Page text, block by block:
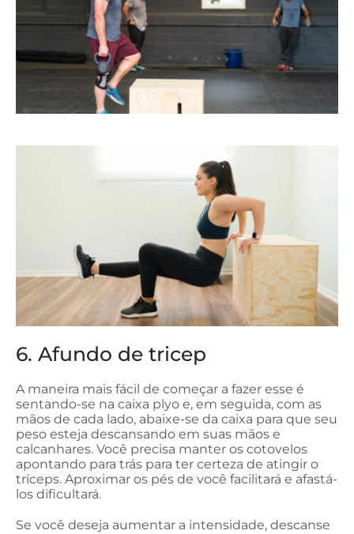
6. Afundo de tricep
A maneira mais fácil de começar a fazer esse é
sentando-se na caixa plyo e, em seguida, com as
mãos de cada lado, abaixe-se da caixa para que seu
peso esteja descansando em suas mãos e
calcanhares. Você precisa manter os cotovelos
apontando para trás para ter certeza de atingir o
tríceps. Aproximar os pés de você facilitará e afastá-
los dificultará.
Se você deseja aumentar a intensidade, descanse